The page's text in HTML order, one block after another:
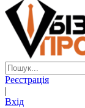
Реєстрація
|
Вхід